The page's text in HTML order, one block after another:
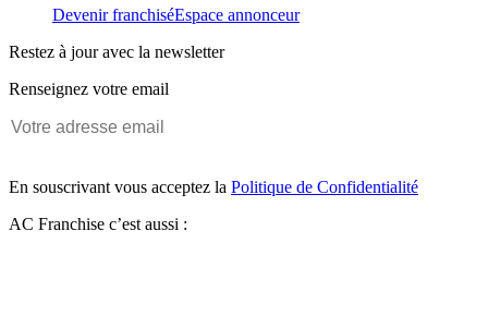
Devenir franchiséEspace annonceur
Restez à jour avec la newsletter
Renseignez votre email
En souscrivant vous acceptez la Politique de Confidentialité
AC Franchise c’est aussi :